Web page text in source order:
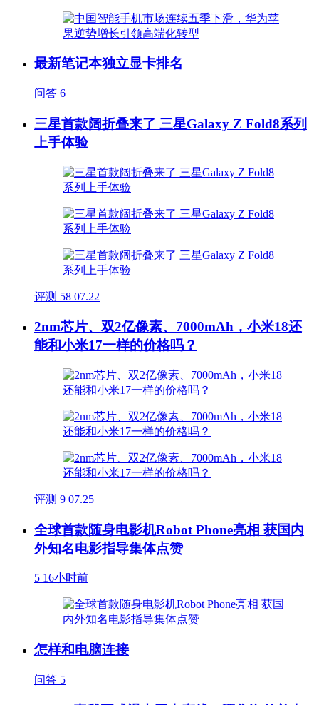
最新笔记本独立显卡排名
问答 6
三星首款阔折叠来了 三星Galaxy Z Fold8系列
上手体验
评测 58 07.22
2nm芯片、双2亿像素、7000mAh，小米18还
能和小米17一样的价格吗？
评测 9 07.25
全球首款随身电影机Robot Phone亮相 获国内
外知名电影指导集体点赞
5 16小时前
怎样和电脑连接
问答 5